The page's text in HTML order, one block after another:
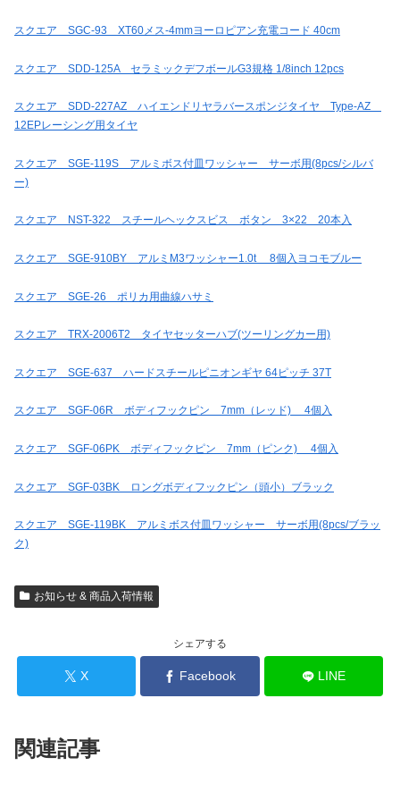
スクエア SGC-93 XT60メス-4mmヨーロピアン充電コード 40cm
スクエア SDD-125A セラミックデフボールG3規格 1/8inch 12pcs
スクエア SDD-227AZ ハイエンドリヤラバースポンジタイヤ Type-AZ
12EPレーシング用タイヤ
スクエア SGE-119S アルミボス付皿ワッシャー サーボ用(8pcs/シルバ
ー)
スクエア NST-322 スチールヘックスビス ボタン 3×22 20本入
スクエア SGE-910BY アルミM3ワッシャー1.0t 8個入ヨコモブルー
スクエア SGE-26 ポリカ用曲線ハサミ
スクエア TRX-2006T2 タイヤセッターハブ(ツーリングカー用)
スクエア SGE-637 ハードスチールピニオンギヤ 64ピッチ 37T
スクエア SGF-06R ボディフックピン 7mm（レッド) 4個入
スクエア SGF-06PK ボディフックピン 7mm（ピンク) 4個入
スクエア SGF-03BK ロングボディフックピン（頭小）ブラック
スクエア SGE-119BK アルミボス付皿ワッシャー サーボ用(8pcs/ブラッ
ク)
お知らせ & 商品入荷情報
シェアする
X Facebook LINE
関連記事